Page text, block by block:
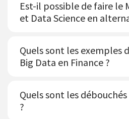
Est-il possible de faire le
et Data Science en
Quels sont les exemples
Big Data en Finance ?
Quels sont les
?